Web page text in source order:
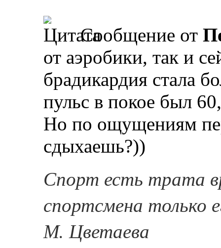
Сообщение от
от аэробики, так и
брадикардия стала
пульс в покое был
Но по ощущениям
сдыхаешь?))
Спорт есть трата
спортсмена только
М. Цветаева